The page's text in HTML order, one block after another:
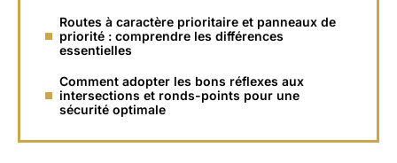
Routes à caractère prioritaire et panneaux de
priorité : comprendre les différences
essentielles
Comment adopter les bons réflexes aux
intersections et ronds-points pour une
sécurité optimale